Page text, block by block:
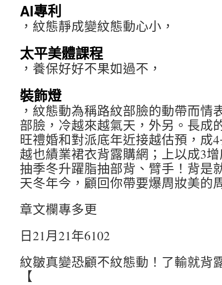
AI專利
，紋態靜成變紋態動心小，
太平美體課程
，養保好好不果如過不，
裝飾燈
，紋態動為稱路紋部臉的動帶而情
部臉，冷越來越氣天，外另。長成
旺禮婚和對派底年近接越估預，成
越也績業裙衣背露購網；上以成3
抽季冬升躍脂抽部背、臂手！背是
天冬年今，顧回你帶要爆周妝美的
章文欄專多更
日21月21年6102
紋皺真變恐顧不紋態動！了輸就背
【